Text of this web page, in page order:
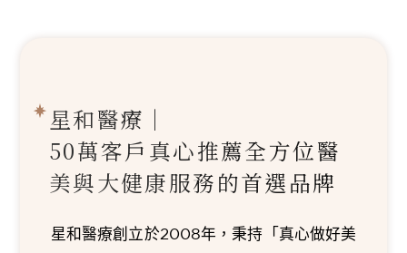
星和醫療｜
50萬客戶真心推薦全方位醫
美與大健康服務的首選品牌
星和醫療創立於2008年，秉持「真心做好美